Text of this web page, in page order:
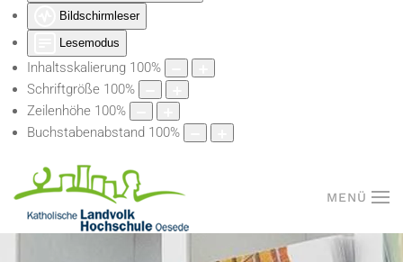
Bildschirmleser
Lesemodus
Inhaltsskalierung 100%
Schriftgröße 100%
Zeilenhöhe 100%
Buchstabenabstand 100%
MENÜ